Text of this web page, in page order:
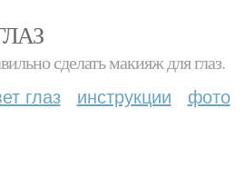
сделать макияж для глаз.
глаз инструкции фото